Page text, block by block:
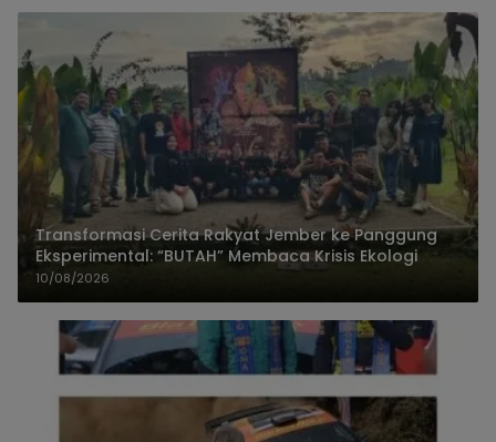
Transformasi Cerita Rakyat Jember ke Panggung
Eksperimental: “BUTAH” Membaca Krisis Ekologi
10/08/2026